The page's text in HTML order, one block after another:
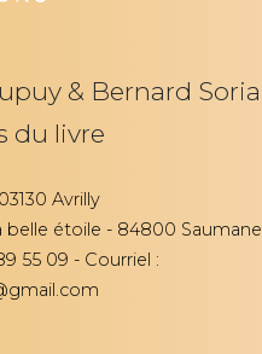
& Bernard Soria
du livre
Avrilly
belle étoile - 84800 Saumane
55 09 - Courriel :